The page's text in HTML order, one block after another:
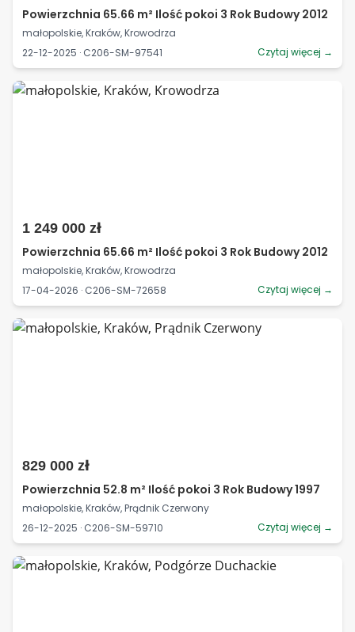
Powierzchnia 65.66 m² Ilość pokoi 3 Rok Budowy 2012
małopolskie, Kraków, Krowodrza
22-12-2025 · C206-SM-97541
Czytaj więcej →
1 249 000 zł
Powierzchnia 65.66 m² Ilość pokoi 3 Rok Budowy 2012
małopolskie, Kraków, Krowodrza
17-04-2026 · C206-SM-72658
Czytaj więcej →
829 000 zł
Powierzchnia 52.8 m² Ilość pokoi 3 Rok Budowy 1997
małopolskie, Kraków, Prądnik Czerwony
26-12-2025 · C206-SM-59710
Czytaj więcej →